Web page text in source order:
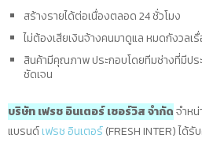
สร้างรายได้ต่อเนื่องตลอด 24 ชั่วโมง
ไม่ต้องเสียเงินจ้างคนมาดูแล หมดกังวลเ
สินค้ามีคุณภาพ ประกอบโดยทีมช่างที่มีป
ชัดเจน
บริษัท เฟรช อินเตอร์ เซอร์วิส จำกัดจำห
แบรนด์เฟรช อินเตอร์(FRESH INTER) ได้รั